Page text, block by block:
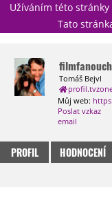
Užíváním této
Tato
NOVINKY
TÉMATA
RECENZE
EPIZODY
TRAILERY
GALERIE
DISKUZE
STATISTIKY
TIRÁŽ
filmfanouch
Tomáš Bejvl
Můj web:
Poslat vzkaz
email
PROFIL HODNOCENÍ